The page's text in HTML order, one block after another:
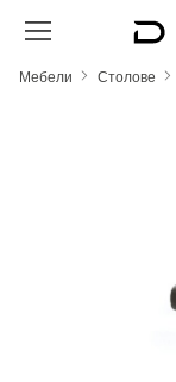
Преминете към
Мебели Столове